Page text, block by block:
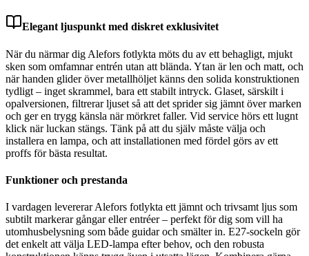
Elegant ljuspunkt med diskret exklusivitet
När du närmar dig Alefors fotlykta möts du av ett behagligt, mjukt
sken som omfamnar entrén utan att blända. Ytan är len och matt, och
när handen glider över metallhöljet känns den solida konstruktionen
tydligt – inget skrammel, bara ett stabilt intryck. Glaset, särskilt i
opalversionen, filtrerar ljuset så att det sprider sig jämnt över marken
och ger en trygg känsla när mörkret faller. Vid service hörs ett lugnt
klick när luckan stängs. Tänk på att du själv måste välja och
installera en lampa, och att installationen med fördel görs av ett
proffs för bästa resultat.
Funktioner och prestanda
I vardagen levererar Alefors fotlykta ett jämnt och trivsamt ljus som
subtilt markerar gångar eller entréer – perfekt för dig som vill ha
utomhusbelysning som både guidar och smälter in. E27-sockeln gör
det enkelt att välja LED-lampa efter behov, och den robusta